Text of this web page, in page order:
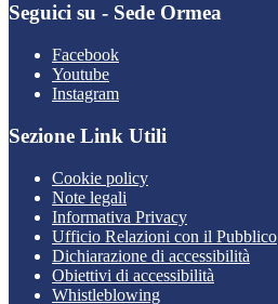
Seguici su - Sede Ormea
Facebook
Youtube
Instagram
Sezione Link Utili
Cookie policy
Note legali
Informativa Privacy
Ufficio Relazioni con il Pubblico
Dichiarazione di accessibilità
Obiettivi di accessibilità
Whistleblowing